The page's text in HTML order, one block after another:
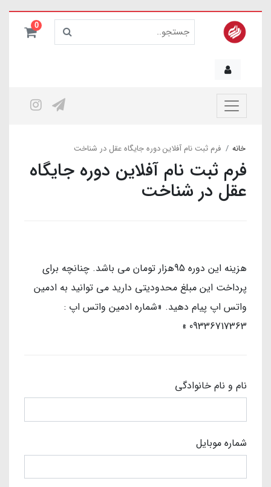
0
خانه فرم ثبت نام آفلاین دوره جایگاه عقل در شناخت
فرم ثبت نام آفلاین دوره جایگاه
عقل در شناخت
هزینه این دوره 95هزار تومان می باشد. چنانچه برای
پرداخت این مبلغ محدودیتی دارید می توانید به ادمین
واتس اپ پیام دهید. «شماره ادمین واتس اپ :
09336717363 »
نام و نام خانوادگی
شماره موبایل